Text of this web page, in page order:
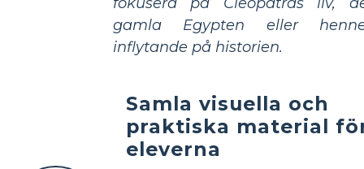
gamla Egypten eller
inflytande på historien.
Samla visuella och
praktiska material
eleverna